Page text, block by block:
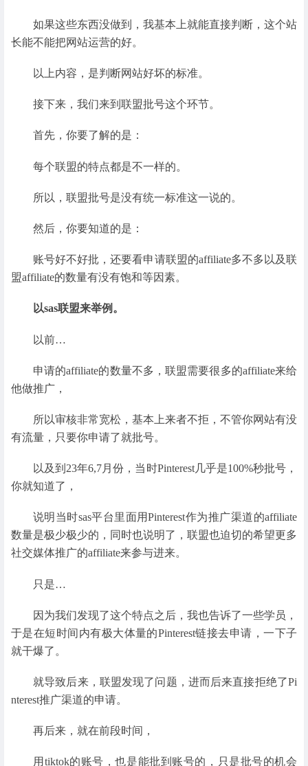
如果这些东西没做到，我基本上就能直接判断，这个站
长能不能把网站运营的好。
以上内容，是判断网站好坏的标准。
接下来，我们来到联盟批号这个环节。
首先，你要了解的是：
每个联盟的特点都是不一样的。
所以，联盟批号是没有统一标准这一说的。
然后，你要知道的是：
账号好不好批，还要看申请联盟的affiliate多不多以及联
盟affiliate的数量有没有饱和等因素。
以sas联盟来举例。
以前…
申请的affiliate的数量不多，联盟需要很多的affiliate来给
他做推广，
所以审核非常宽松，基本上来者不拒，不管你网站有没
有流量，只要你申请了就批号。
以及到23年6,7月份，当时Pinterest几乎是100%秒批号，
你就知道了，
说明当时sas平台里面用Pinterest作为推广渠道的affiliate
数量是极少极少的，同时也说明了，联盟也迫切的希望更多
社交媒体推广的affiliate来参与进来。
只是…
因为我们发现了这个特点之后，我也告诉了一些学员，
于是在短时间内有极大体量的Pinterest链接去申请，一下子
就干爆了。
就导致后来，联盟发现了问题，进而后来直接拒绝了Pi
nterest推广渠道的申请。
再后来，就在前段时间，
用tiktok的账号，也是能批到账号的，只是批号的机会